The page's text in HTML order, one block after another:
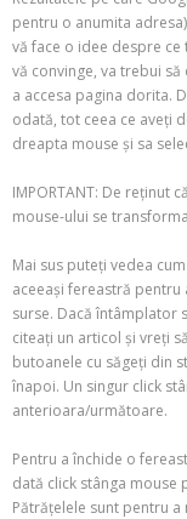
pentru o anumita
vă face o idee despre
vă convinge, va trebui
a accesa pagina dorita.
odată, tot ceea ce aveți
dreapta mouse și sa
IMPORTANT: De reținut
mouse-ului se
Mai sus puteți vedea
aceeași fereastră
surse. Dacă întâmplator
citeați un articol și vreți
butoanele cu săgeți din
înapoi. Un singur click
anterioara/următoare.
Pentru a închide o
dată click stânga mouse
Pătrățelele sunt pentru